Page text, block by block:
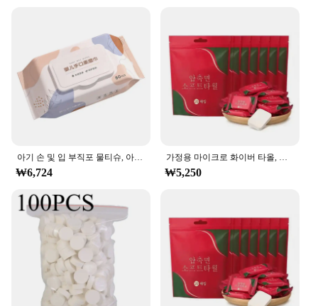
The ergonomic design ensures a comfortable grip,
reducing hand fatigue during extended use. The
durable plastic construction stands up to the rigors
of daily use, making it a reliable choice for
maintaining your pet's hygiene and appearance.
**Versatile and Convenient**
This 물티슈 100매 set is not just about quantity; it's
in the set caters to different grooming needs,
making it a valuable addition to any pet care
routine. The included storage case keeps the tools
organized and easily accessible, making it a breeze
to find the right tool for the job. Whether you're a
professional groomer or a pet owner, this set is an
excellent choice for anyone looking to provide their
pet with the best care possible.
**Adaptable for All Pet Types**
₩6,724 ₩5,250